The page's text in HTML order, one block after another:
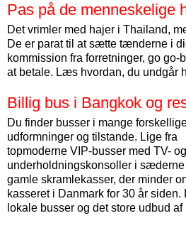
Pas på de menneskelige
Det vrimler med hajer i Thailand,
De er parat til at sætte tænderne i
kommission fra forretninger, go go-
at betale. Læs hvordan, du undgår
Billig bus i Bangkok og
Du finder busser i mange
udformninger og tilstande. Lige fra
topmoderne VIP-busser med TV- og
underholdningskonsoller i sæderne
gamle skramlekasser, der minder
kasseret i Danmark for 30 år
lokale busser og det store udbud